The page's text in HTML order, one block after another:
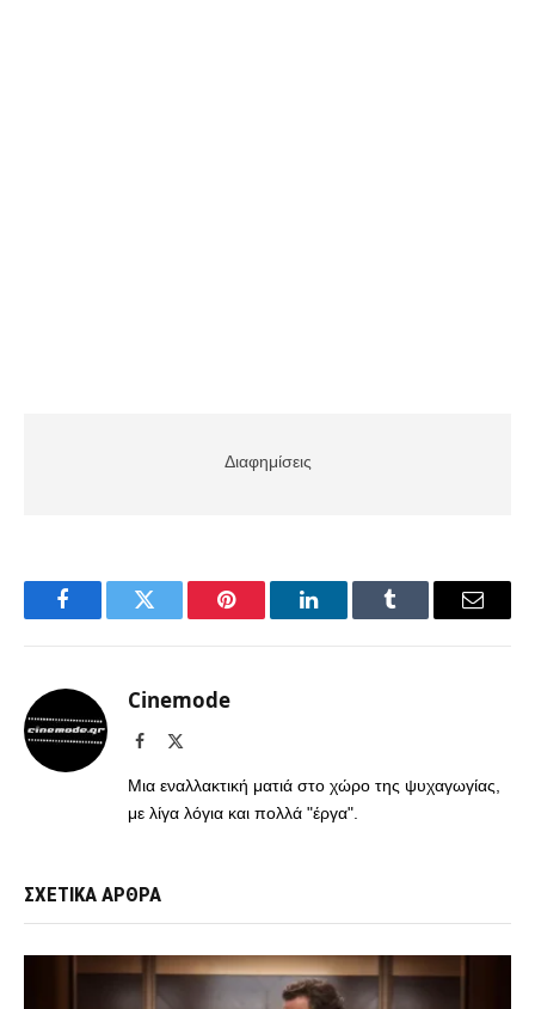
Διαφημίσεις
FacebookTwitter Pinterest LinkedInTumblr Email
Cinemode
Facebook
Μια εναλλακτική ματιά στο χώρο της ψυχαγωγίας,
με λίγα λόγια και πολλά "έργα".
ΣΧΕΤΙΚΑ ΑΡΘΡΑ